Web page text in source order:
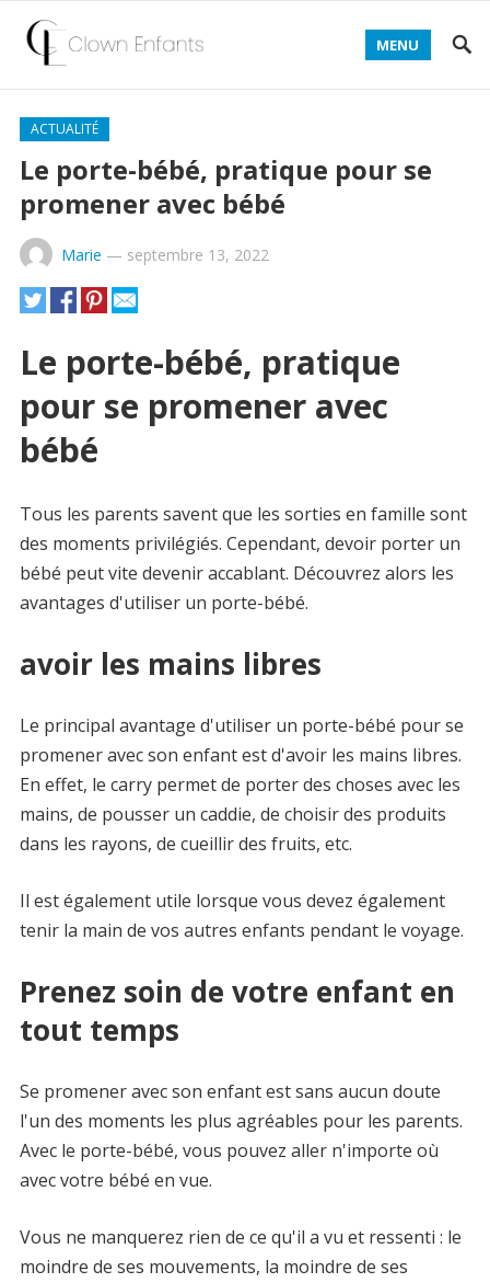
MENU
ACTUALITÉ
Le porte-bébé, pratique pour se
promener avec bébé
Marie — septembre 13, 2022
Le porte-bébé, pratique
pour se promener avec
bébé
Tous les parents savent que les sorties en famille sont
des moments privilégiés. Cependant, devoir porter un
bébé peut vite devenir accablant. Découvrez alors les
avantages d'utiliser un porte-bébé.
avoir les mains libres
Le principal avantage d'utiliser un porte-bébé pour se
promener avec son enfant est d'avoir les mains libres.
En effet, le carry permet de porter des choses avec les
mains, de pousser un caddie, de choisir des produits
dans les rayons, de cueillir des fruits, etc.
Il est également utile lorsque vous devez également
tenir la main de vos autres enfants pendant le voyage.
Prenez soin de votre enfant en
tout temps
Se promener avec son enfant est sans aucun doute
l'un des moments les plus agréables pour les parents.
Avec le porte-bébé, vous pouvez aller n'importe où
avec votre bébé en vue.
Vous ne manquerez rien de ce qu'il a vu et ressenti : le
moindre de ses mouvements, la moindre de ses